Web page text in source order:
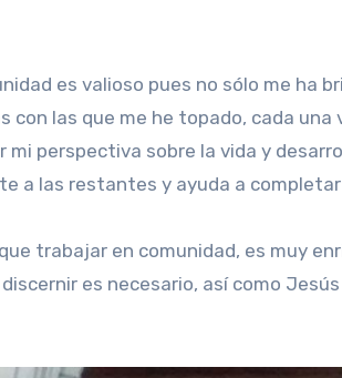
es valioso pues no sólo me ha
con las que me he topado, cada
perspectiva sobre la vida y
a las restantes y ayuda a
trabajar en comunidad, es muy
es necesario, así como